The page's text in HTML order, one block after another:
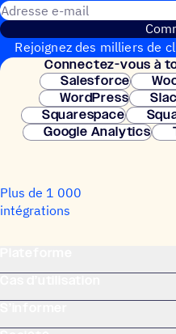
Rejoignez des milliers de
nécessaire.
Connec­tez-vous à
Salesforce
WordPress
Squarespace
Google Analytics
Plus de 1 000
intégrations